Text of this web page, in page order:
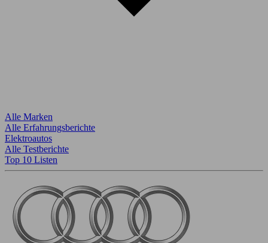
Alle Marken
Alle Erfahrungsberichte
Elektroautos
Alle Testberichte
Top 10 Listen